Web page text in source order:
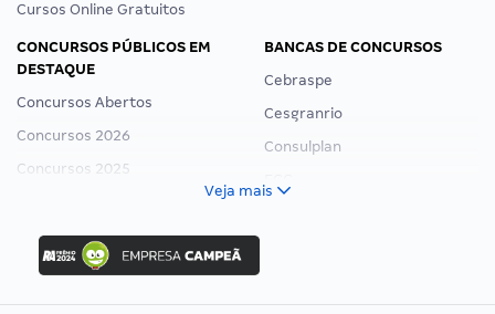
Cursos Online Gratuitos
CONCURSOS PÚBLICOS EM
DESTAQUE
Concursos Abertos
Concursos 2026
Concursos 2025
Concurso Ibama
Concurso MPU
Editais publicados
BANCAS DE CONCURSOS
Cebraspe
Cesgranrio
Consulplan
Veja mais